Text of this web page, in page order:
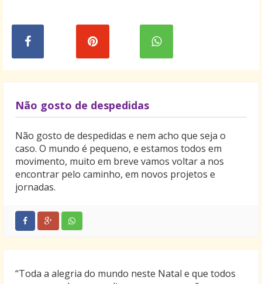
Não gosto de despedidas
Não gosto de despedidas e nem acho que seja o
caso. O mundo é pequeno, e estamos todos em
movimento, muito em breve vamos voltar a nos
encontrar pelo caminho, em novos projetos e
jornadas.
“Toda a alegria do mundo neste Natal e que todos